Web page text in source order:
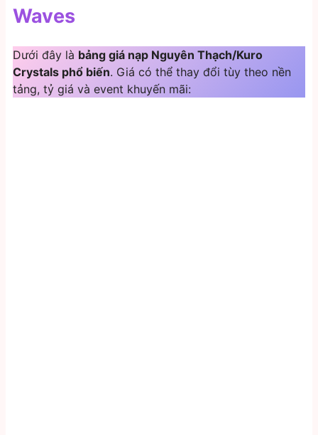
Waves
Dưới đây là bảng giá nạp Nguyên Thạch/Kuro
Crystals phổ biến. Giá có thể thay đổi tùy theo nền
tảng, tỷ giá và event khuyến mãi: